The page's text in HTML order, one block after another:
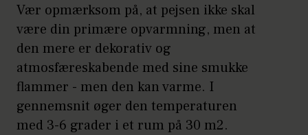
Vær opmærksom på, at pejsen ikke skal
være din primære opvarmning, men at
den mere er dekorativ og
atmosfæreskabende med sine smukke
flammer - men den kan varme. I
gennemsnit øger den temperaturen
med 3-6 grader i et rum på 30 m2.